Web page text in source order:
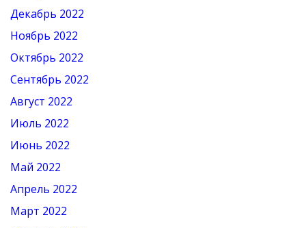
Декабрь 2022
Ноябрь 2022
Октябрь 2022
Сентябрь 2022
Август 2022
Июль 2022
Июнь 2022
Май 2022
Апрель 2022
Март 2022